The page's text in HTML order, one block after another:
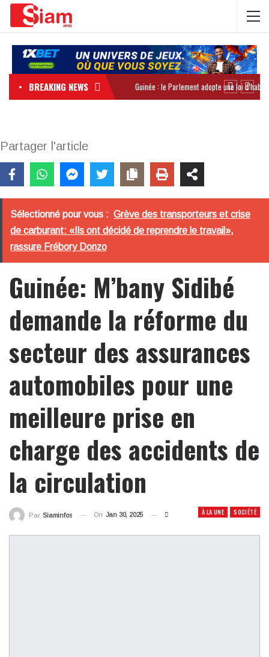
BREAKING NEWS
Partager l'article
Sélectionné pour vous : Grève des transporteurs et crise
de carburant: «Ils ont décidé de reprendre le travail»,
rassure Frébory Donzo
Guinée: M’bany Sidibé
demande la réforme du
secteur des assurances
automobiles pour une
meilleure prise en
charge des accidents de
la circulation
À LA UNE SOCIÉTÉ
Par Siaminfos On Jan 30, 2025